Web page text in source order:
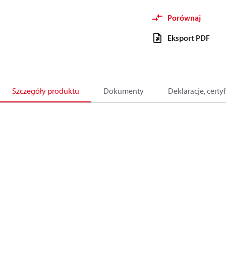
Porównaj
Eksport PDF
Szczegóły produktu Dokumenty Deklaracje,